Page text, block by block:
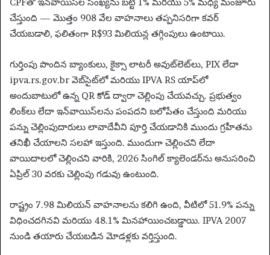
చేస్తుంది — మొత్తం 908 వేల వాహనాలు తప్పనిసరిగా కవర్
చేయబడాలి, ఫలితంగా R$93 మిలియన్ల తగ్గింపులు ఉంటాయి.
గుర్తింపు పొందిన బ్యాంకులు, కైక్సా లాటరీ అవుట్‌లెట్‌లు, PIX లేదా
ipva.rs.gov.br వెబ్‌సైట్‌లో మరియు IPVA RS యాప్‌లో
అందుబాటులో ఉన్న QR కోడ్ ద్వారా చెల్లింపు చేయవచ్చు. ప్రభుత్వం
లింక్‌లు లేదా ఇన్‌వాయిస్‌లను పంపదని బలోపేతం చేస్తుంది మరియు
పన్ను చెల్లింపుదారులు లావాదేవీని పూర్తి చేయడానికి ముందు గ్రహీతను
తనిఖీ చేయాలని సలహా ఇస్తుంది. ముందుగా చెల్లించని లేదా
వాయిదాలలో చెల్లించని వారికి, 2026 సింగిల్ క్యాలెండర్‌ను అనుసరించి
ఏప్రిల్ 30 వరకు చెల్లింపు గడువు ఉంటుంది.
రాష్ట్రం 7.98 మిలియన్ వాహనాలను కలిగి ఉంది, వీటిలో 51.9% పన్ను
విధించదగినవి మరియు 48.1% మినహాయించబడ్డాయి. IPVA 2007
నుండి తయారు చేయబడిన మోడళ్లకు వర్తిస్తుంది.